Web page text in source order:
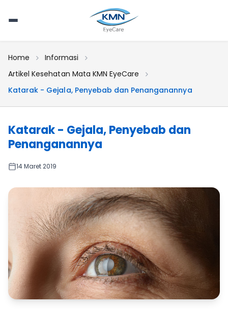
Home
Informasi
Artikel Kesehatan Mata KMN EyeCare
Katarak - Gejala, Penyebab dan Penanganannya
Katarak - Gejala, Penyebab dan
Penanganannya
14 Maret 2019